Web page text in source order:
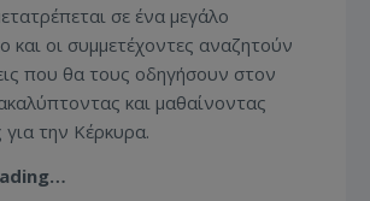
σε ένα μεγάλο
και οι συμμετέχοντες αναζητούν
που θα τους οδηγήσουν στον
και μαθαίνοντας
την Κέρκυρα.